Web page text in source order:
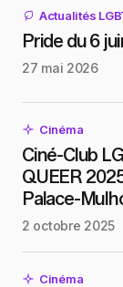
Actualités
Pride du 6
27 mai 2026
Cinéma
Ciné-Club
QUEER
Palace-
2 octobre 2025
Cinéma